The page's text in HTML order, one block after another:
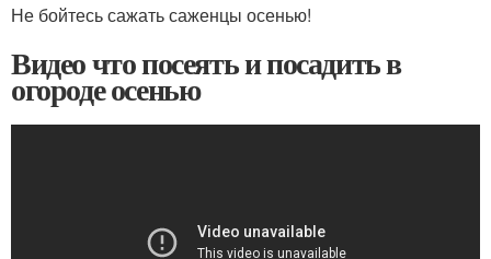
Не бойтесь сажать саженцы осенью!
Видео что посеять и посадить в
огороде осенью